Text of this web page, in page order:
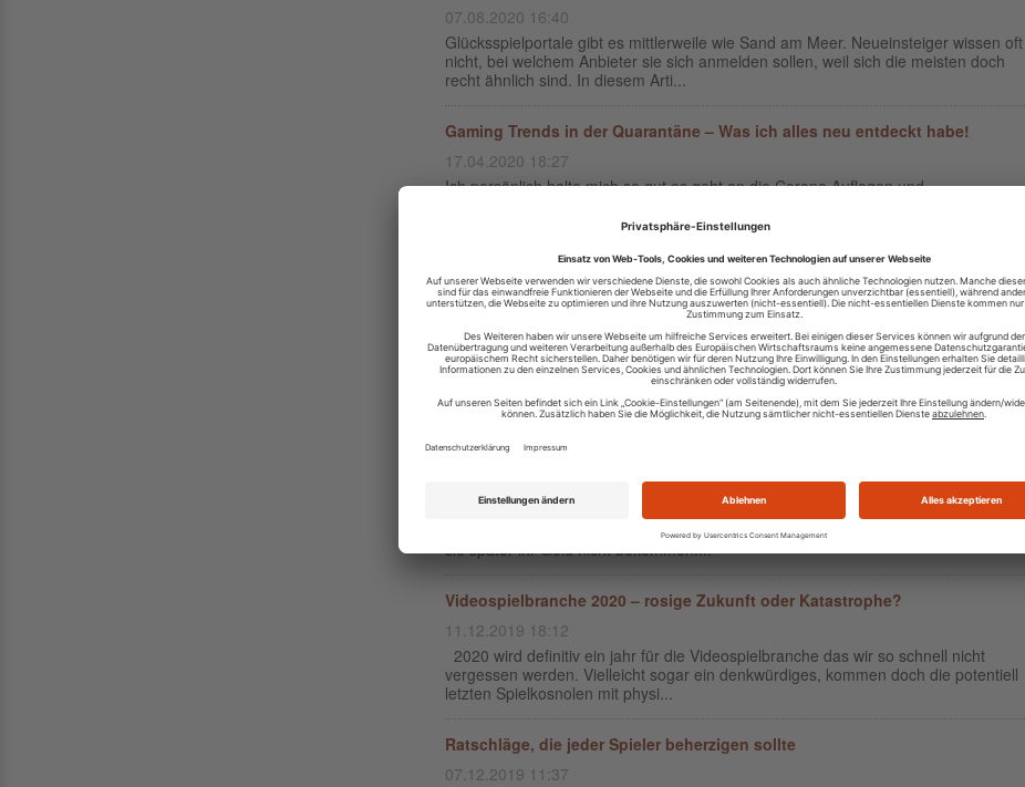
07.08.2020 16:40
Glücksspielportale gibt es mittlerweile wie Sand am Meer. Neueinsteiger wissen oft
nicht, bei welchem Anbieter sie sich anmelden sollen, weil sich die meisten doch
recht ähnlich sind. In diesem Arti...
Gaming Trends in der Quarantäne – Was ich alles neu entdeckt habe!
17.04.2020 18:27
Ich persönlich halte mich so gut es geht an die Corona Auflagen und
persönlich auch ganz gut realisieren, da ich derzei...
Vin Diesel auf der Überholspur: PS4-Game „Fast & Furious Crossroads” wird
am 29. Mai veröffentlicht
Dicht gefolgt zum Kinostart des 9. Teiles der “Fast & Furious”-Reihe am 21. Mai
2020 wird das Game zum Film veröffentlicht: „Fast & Furious Crossroads“ ist ab
Spielern
Online Casinos sind immer wieder ein Grund für Diskussionen. Natürlich müssen
sich Spieler nicht wundern, die in irgendwelchen unseriösen Casinos spielen, wenn
sie später ihr Geld nicht bekommen....
Videospielbranche 2020 – rosige Zukunft oder Katastrophe?
11.12.2019 18:12
2020 wird definitiv ein jahr für die Videospielbranche das wir so schnell nicht
vergessen werden. Vielleicht sogar ein denkwürdiges, kommen doch die potentiell
letzten Spielkosnolen mit physi...
Ratschläge, die jeder Spieler beherzigen sollte
07.12.2019 11:37